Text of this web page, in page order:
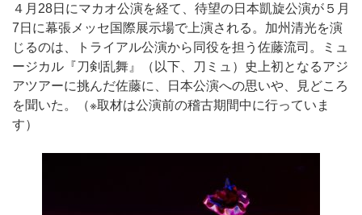
４月28日にマカオ公演を経て、待望の日本凱旋公演が５月
7日に幕張メッセ国際展示場で上演される。加州清光を演
じるのは、トライアル公演から同役を担う佐藤流司。ミュ
ージカル『刀剣乱舞』（以下、刀ミュ）史上初となるアジ
アツアーに挑んだ佐藤に、日本公演への思いや、見どころ
を聞いた。（※取材は公演前の稽古期間中に行っていま
す）